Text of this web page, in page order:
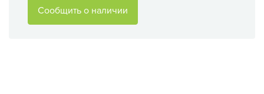
Сообщить о наличии